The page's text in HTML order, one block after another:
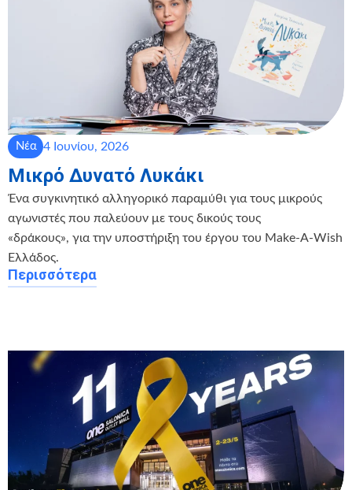
Νέα 4 Ιουνίου, 2026
Μικρό Δυνατό Λυκάκι
Ένα συγκινητικό αλληγορικό παραμύθι για τους μικρούς
αγωνιστές που παλεύουν με τους δικούς τους
«δράκους», για την υποστήριξη του έργου του Make-A-Wish
Ελλάδος.
Περισσότερα